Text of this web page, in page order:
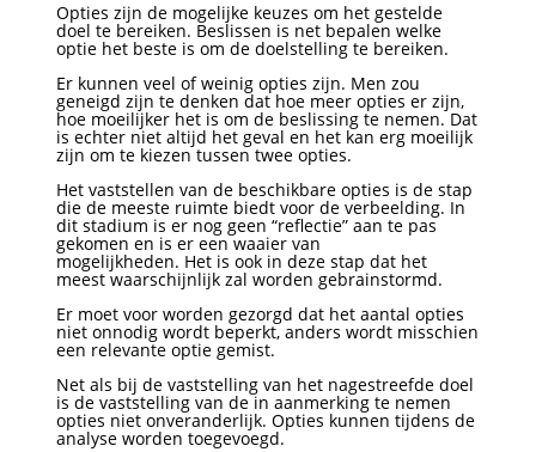
Opties zijn de mogelijke keuzes om het gestelde
doel te bereiken. Beslissen is net bepalen welke
optie het beste is om de doelstelling te bereiken.
Er kunnen veel of weinigopties zijn. Men zou
geneigd zijn te denken dat hoe meer opties er zijn,
hoe moeilijker het is om de beslissing te nemen. Dat
is echter niet altijd het geval en het kan erg moeilijk
zijn om te kiezen tussen twee opties.
Het vaststellen van de beschikbare opties is de stap
die de meeste ruimte biedt voor de verbeelding. In
dit stadium is er nog geen “reflectie” aan te pas
gekomen en is er een waaier van
mogelijkheden. Het is ook in deze stap dat het
meest waarschijnlijk zal worden gebrainstormd.
Er moet voor worden gezorgd dat het aantal opties
niet onnodig wordt beperkt, anders wordt misschien
een relevante optie gemist.
Net als bij de vaststelling van het nagestreefde doel
is de vaststelling van de in aanmerking te nemen
opties niet onveranderlijk. Opties kunnen tijdens de
analyse worden toegevoegd.